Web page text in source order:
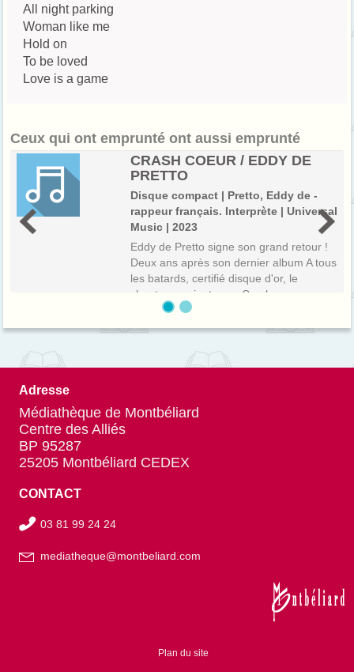
All night parking
Woman like me
Hold on
To be loved
Love is a game
Ceux qui ont emprunté ont aussi emprunté
CRASH COEUR / EDDY DE
PRETTO
Disque compact | Pretto, Eddy de -
rappeur français. Interprète | Universal
Music | 2023
Eddy de Pretto signe son grand retour !
Deux ans après son dernier album A tous
les batards, certifié disque d'or, le
chanteur revient avec Crash coeur.
Auteur, compositeur et interprète, l'artiste
a toujours eu une vision claire ...
Adresse
Médiathèque de Montbéliard
Centre des Alliés
BP 95287
25205 Montbéliard CEDEX
CONTACT
03 81 99 24 24
mediatheque@montbeliard.com
Plan du site